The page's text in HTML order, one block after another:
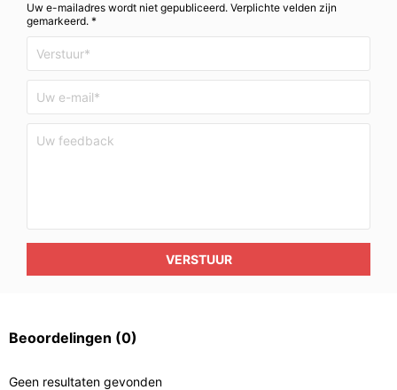
Uw e-mailadres wordt niet gepubliceerd. Verplichte velden zijn
gemarkeerd. *
VERSTUUR
Beoordelingen (0)
Geen resultaten gevonden